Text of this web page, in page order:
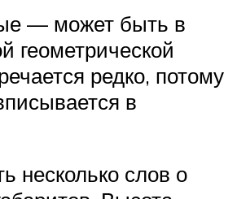
— может быть в
геометрической
редко, потому
в
несколько слов о